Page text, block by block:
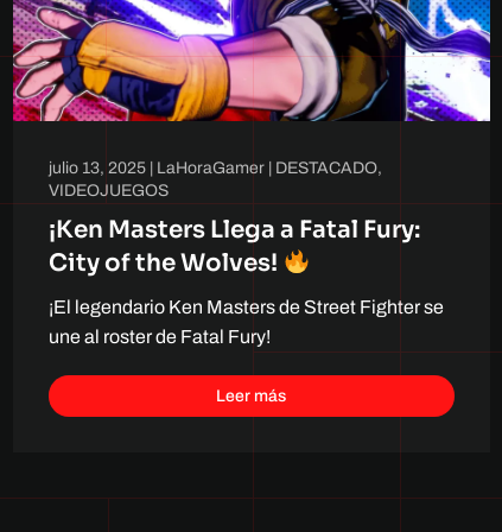
julio 13, 2025 | LaHoraGamer | DESTACADO,
VIDEOJUEGOS
¡Ken Masters Llega a Fatal Fury:
City of the Wolves!
¡El legendario Ken Masters de Street Fighter se
une al roster de Fatal Fury!
Leer más